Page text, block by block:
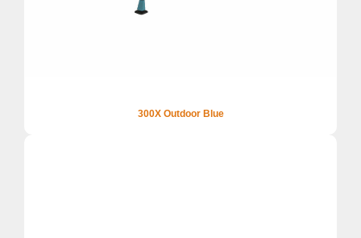
300X Outdoor Blue